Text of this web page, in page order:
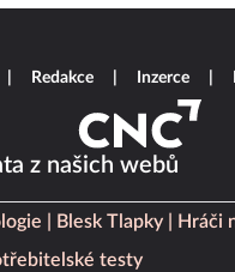
z našich webů
Blesk Tlapky Hráči
testy
Redakce Inzerce